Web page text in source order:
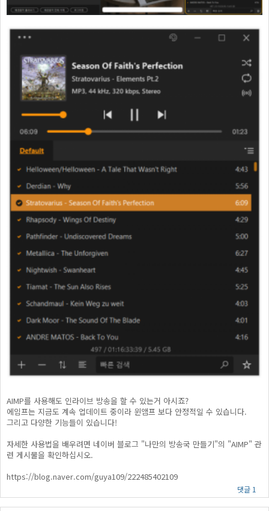
AIMP를 사용해도 인라이브 방송을 할 수 있는거 아시죠?
에임프는 지금도 계속 업데이트 중이라 윈앰프 보다 안정적일 수 있습니다.
그리고 다양한 기능들이 있습니다!
자세한 사용법을 배우려면 네이버 블로그 "나만의 방송국 만들기"의 "AIMP" 관
련 게시물을 확인하십시오.
https://blog.naver.com/guya109/222485402109
댓글 1